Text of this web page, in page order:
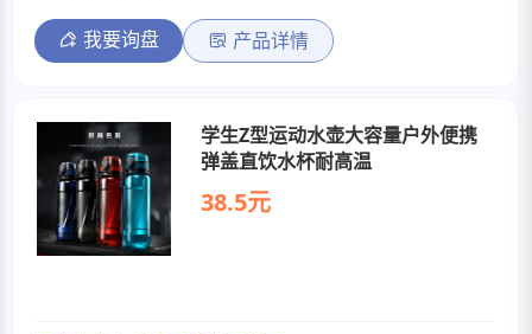
我要询盘 产品详情
学生Z型运动水壶大容量户外便携
弹盖直饮水杯耐高温
38.5元